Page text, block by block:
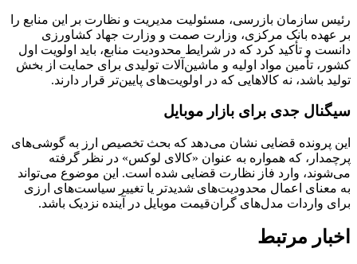
رئیس سازمان بازرسی، مسئولیت مدیریت و نظارت بر این منابع را
بر عهده بانک مرکزی، وزارت صمت و وزارت جهاد کشاورزی
دانست و تأکید کرد که در شرایط محدودیت منابع، باید اولویت اول
کشور، تأمین مواد اولیه و ماشین‌آلات تولیدی برای حمایت از بخش
تولید باشد، نه کالاهایی که در اولویت‌های پایین‌تر قرار دارند.
سیگنال جدی برای بازار موبایل
این پرونده قضایی نشان می‌دهد که بحث تخصیص ارز به گوشی‌های
پرچمدار، که همواره به عنوان «کالای لوکس» در نظر گرفته
می‌شوند، وارد فاز نظارت قضایی شده است. این موضوع می‌تواند
به معنای اعمال محدودیت‌های شدیدتر یا تغییر سیاست‌های ارزی
برای واردات مدل‌های گران‌قیمت موبایل در آینده نزدیک باشد.
اخبار مرتبط